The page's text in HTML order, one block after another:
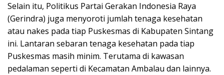
Selain itu, Politikus Partai Gerakan Indonesia Raya
(Gerindra) juga menyoroti jumlah tenaga kesehatan
atau nakes pada tiap Puskesmas di Kabupaten Sintang
ini. Lantaran sebaran tenaga kesehatan pada tiap
Puskesmas masih minim. Terutama di kawasan
pedalaman seperti di Kecamatan Ambalau dan lainnya.